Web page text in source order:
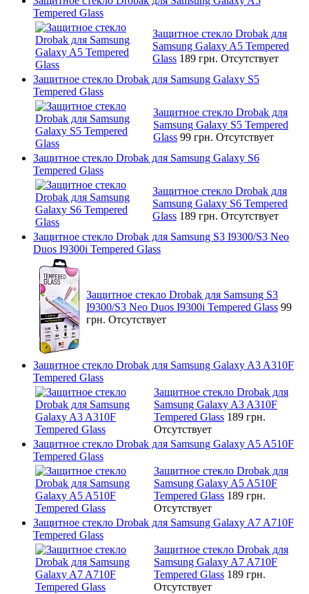
Tempered Glass
Защитное стекло Drobak для
Samsung Galaxy A5 Tempered
Glass 189 грн. Отсутствует
Защитное стекло Drobak для Samsung Galaxy S5
Tempered Glass
Защитное стекло Drobak для
Samsung Galaxy S5 Tempered
Glass 99 грн. Отсутствует
Защитное стекло Drobak для Samsung Galaxy S6
Tempered Glass
Защитное стекло Drobak для
Samsung Galaxy S6 Tempered
Glass 189 грн. Отсутствует
Защитное стекло Drobak для Samsung S3 I9300/S3 Neo
Duos I9300i Tempered Glass
Защитное стекло Drobak для Samsung S3
I9300/S3 Neo Duos I9300i Tempered Glass 99
грн. Отсутствует
Защитное стекло Drobak для Samsung Galaxy A3 A310F
Tempered Glass
Защитное стекло Drobak для
Samsung Galaxy A3 A310F
Tempered Glass 189 грн.
Отсутствует
Защитное стекло Drobak для Samsung Galaxy A5 A510F
Tempered Glass
Защитное стекло Drobak для
Samsung Galaxy A5 A510F
Tempered Glass 189 грн.
Отсутствует
Защитное стекло Drobak для Samsung Galaxy A7 A710F
Tempered Glass
Защитное стекло Drobak для
Samsung Galaxy A7 A710F
Tempered Glass 189 грн.
Отсутствует